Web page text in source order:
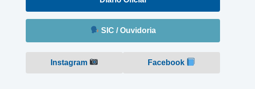
SIC / Ouvidoria
Instagram Facebook